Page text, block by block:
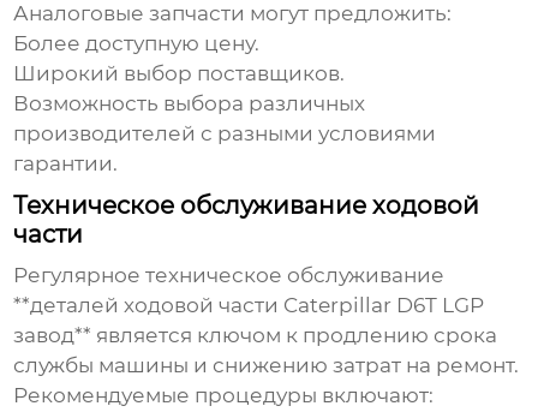
Аналоговые запчасти могут предложить:
Более доступную цену.
Широкий выбор поставщиков.
Возможность выбора различных
производителей с разными условиями
гарантии.
Техническое обслуживание ходовой
части
Регулярное техническое обслуживание
**деталей ходовой части Caterpillar D6T LGP
завод** является ключом к продлению срока
службы машины и снижению затрат на ремонт.
Рекомендуемые процедуры включают: